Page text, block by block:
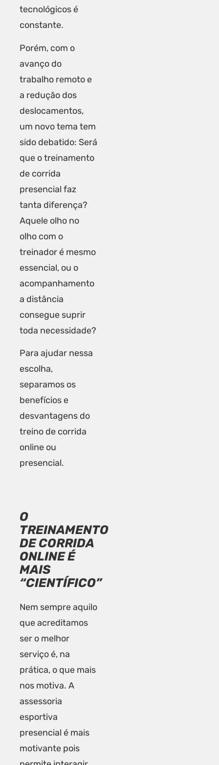
tecnológicos é
constante.
Porém, com o
avanço do
trabalho remoto e
a redução dos
deslocamentos,
um novo tema tem
sido debatido: Será
que o treinamento
de corrida
presencial faz
tanta diferença?
Aquele olho no
olho com o
treinador é mesmo
essencial, ou o
acompanhamento
a distância
consegue suprir
toda necessidade?
Para ajudar nessa
escolha,
separamos os
benefícios e
desvantagens do
treino de corrida
online ou
presencial.
O
TREINAMENTO
DE CORRIDA
ONLINE É
MAIS
“CIENTÍFICO”
Nem sempre aquilo
que acreditamos
ser o melhor
serviço é, na
prática, o que mais
nos motiva. A
assessoria
esportiva
presencial é mais
motivante pois